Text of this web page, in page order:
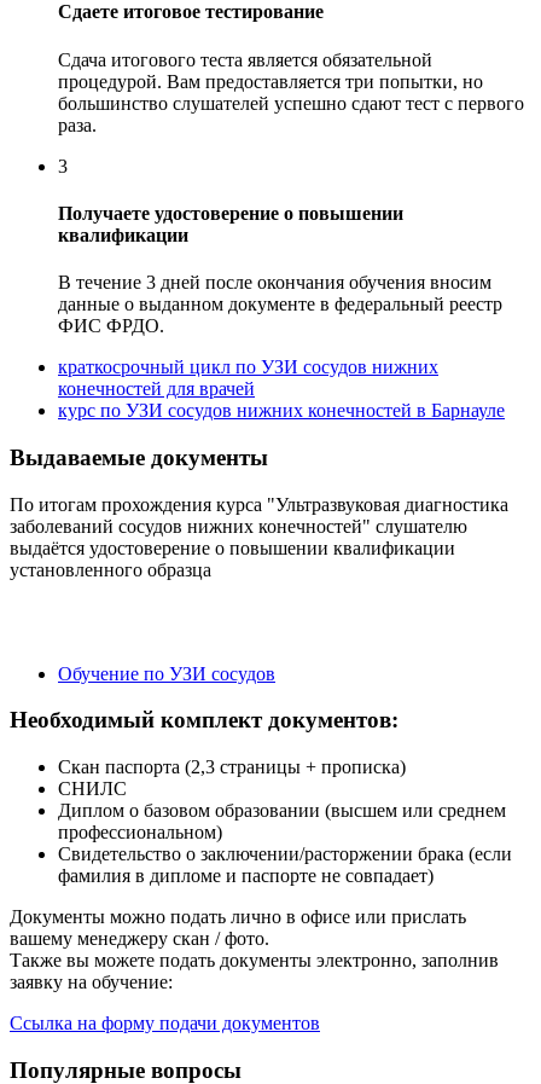
Сдаете итоговое тестирование
Сдача итогового теста является обязательной
процедурой. Вам предоставляется три попытки, но
большинство слушателей успешно сдают тест с первого
раза.
3
Получаете удостоверение о повышении
квалификации
В течение 3 дней после окончания обучения вносим
данные о выданном документе в федеральный реестр
ФИС ФРДО.
краткосрочный цикл по УЗИ сосудов нижних
конечностей для врачей
курс по УЗИ сосудов нижних конечностей в Барнауле
Выдаваемые документы
По итогам прохождения курса "Ультразвуковая диагностика
заболеваний сосудов нижних конечностей" слушателю
выдаётся удостоверение о повышении квалификации
установленного образца
Обучение по УЗИ сосудов
Необходимый комплект документов:
Скан паспорта (2,3 страницы + прописка)
СНИЛС
Диплом о базовом образовании (высшем или среднем
профессиональном)
Свидетельство о заключении/расторжении брака (если
фамилия в дипломе и паспорте не совпадает)
Документы можно подать лично в офисе или прислать
вашему менеджеру скан / фото.
Также вы можете подать документы электронно, заполнив
заявку на обучение:
Ссылка на форму подачи документов
Популярные вопросы